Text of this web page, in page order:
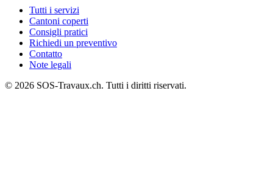
Tutti i servizi
Cantoni coperti
Consigli pratici
Richiedi un preventivo
Contatto
Note legali
© 2026 SOS-Travaux.ch. Tutti i diritti riservati.